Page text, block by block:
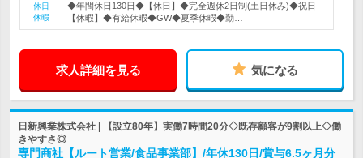
休日
休暇
◆年間休日130日◆【休日】◆完全週休2日制(土日休み)◆祝日
【休暇】◆有給休暇◆GW◆夏季休暇◆勤…
求人詳細を見る 気になる
日新興業株式会社 | 【設立80年】実働7時間20分◇既存顧客が9割以上◇働
きやすさ◎
専門商社【ルート営業/食品事業部】/年休130日/賞与6.5ヶ月分